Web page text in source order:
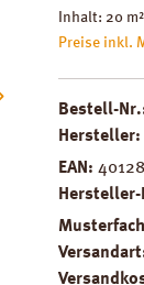
Inhalt: 20 m²
Preise inkl.
Bestell-
Hersteller:
EAN:
Hersteller-